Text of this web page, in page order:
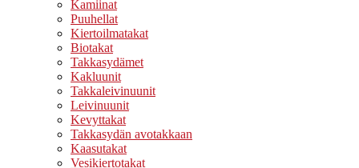
Kamiinat
Puuhellat
Kiertoilmatakat
Biotakat
Takkasydämet
Kakluunit
Takkaleivinuunit
Leivinuunit
Kevyttakat
Takkasydän avotakkaan
Kaasutakat
Vesikiertotakat